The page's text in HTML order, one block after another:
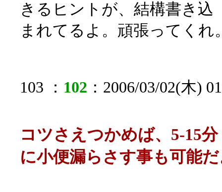
きるヒントが、結構書き込
まれてるよ。頑張ってくれ
103 ： 102 ：2006/03/02(木)
コツさえつかめば、5-15
に小便漏らさす事も可能